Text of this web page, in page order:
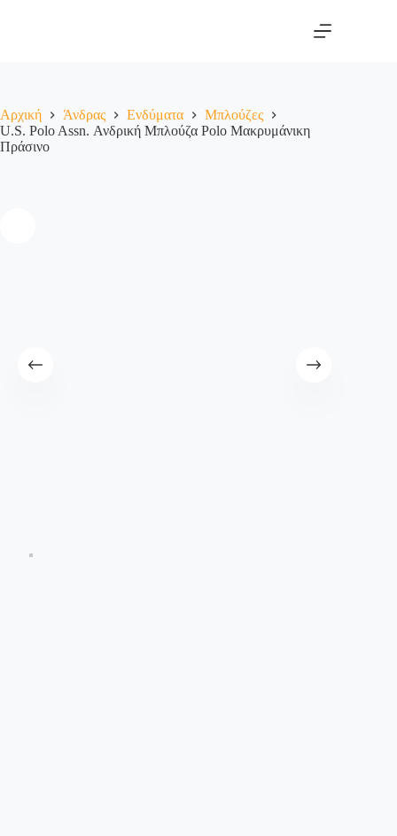
Αρχική Άνδρας Ενδύματα
Μπλούζες
U.S. Polo Assn. Ανδρική Μπλούζα Polo Μακρυμάνικη
Πράσινο